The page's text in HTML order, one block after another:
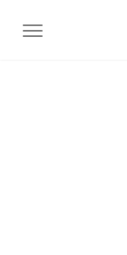
ナビゲーション